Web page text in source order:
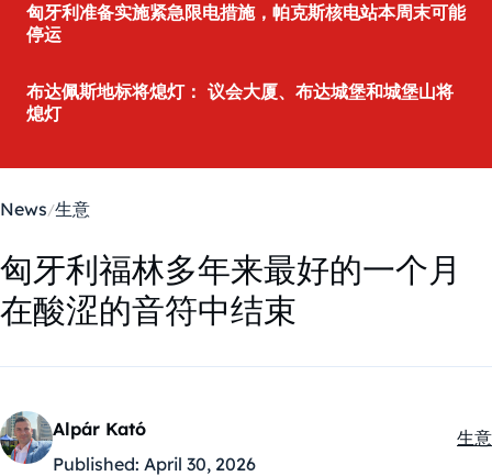
匈牙利准备实施紧急限电措施，帕克斯核电站本周末可能
停运
布达佩斯地标将熄灯： 议会大厦、布达城堡和城堡山将
熄灯
News 生意
匈牙利福林多年来最好的一个月
在酸涩的音符中结束
Alpár Kató
Published: April 30, 2026
生意